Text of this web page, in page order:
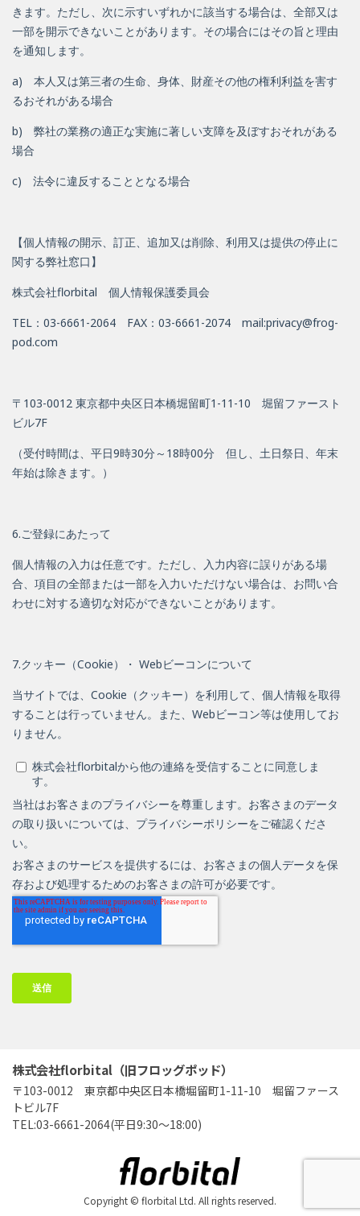
株式会社florbital（旧フロッグポッド）
〒103-0012 東京都中央区日本橋堀留町1-11-10 堀留ファース
トビル7F
TEL:03-6661-2064(平日9:30～18:00)
Copyright © florbital Ltd. All rights reserved.